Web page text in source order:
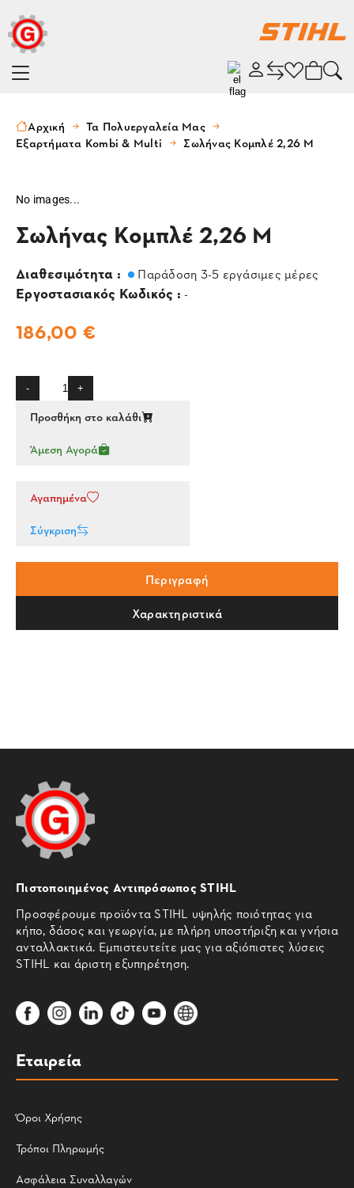
Αρχική
Τα Πολυεργαλεία Μας
Eξαρτήματα Kombi & Multi
Σωλήνας Κομπλέ 2,26 M
No images...
Σωλήνας Κομπλέ 2,26 M
Διαθεσιμότητα : Παράδοση 3-5 εργάσιμες μέρες
Εργοστασιακός Κωδικός : -
186,00 €
- +
Προσθήκη στο καλάθι
Άμεση Αγορά
Αγαπημένα
Σύγκριση
Περιγραφή
Χαρακτηριστικά
Πιστοποιημένος Αντιπρόσωπος STIHL
Προσφέρουμε προϊόντα STIHL υψηλής ποιότητας για
κήπο, δάσος και γεωργία, με πλήρη υποστήριξη και γνήσια
ανταλλακτικά. Εμπιστευτείτε μας για αξιόπιστες λύσεις
STIHL και άριστη εξυπηρέτηση.
Εταιρεία
Όροι Χρήσης
Τρόποι Πληρωμής
Ασφάλεια Συναλλαγών